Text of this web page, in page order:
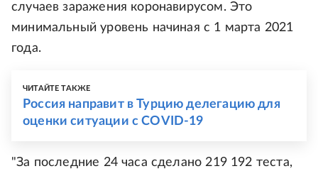
случаев заражения коронавирусом. Это
минимальный уровень начиная с 1 марта 2021
года.
ЧИТАЙТЕ ТАКЖЕ
Россия направит в Турцию делегацию для
оценки ситуации с COVID-19
"За последние 24 часа сделано 219 192 теста,